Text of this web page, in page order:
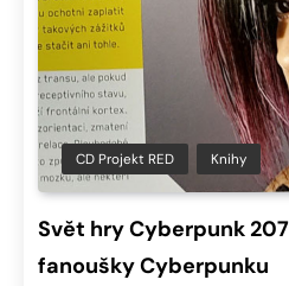
CD Projekt RED Knihy
Svět hry Cyberpunk
fanoušky Cyberpunku